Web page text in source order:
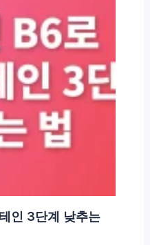
인 3단계 낮추는